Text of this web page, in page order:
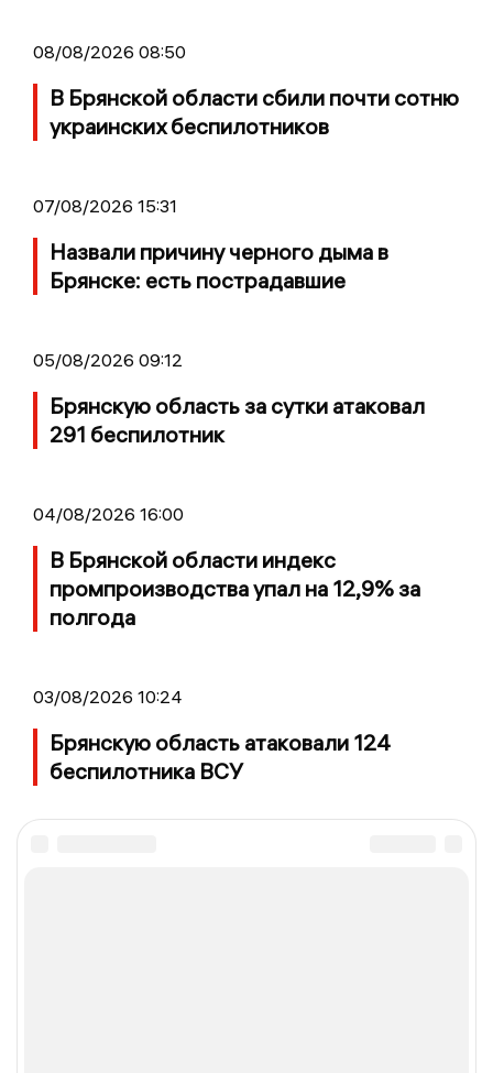
08/08/2026 08:50
В Брянской области сбили почти сотню
украинских беспилотников
07/08/2026 15:31
Назвали причину черного дыма в
Брянске: есть пострадавшие
05/08/2026 09:12
Брянскую область за сутки атаковал
291 беспилотник
04/08/2026 16:00
В Брянской области индекс
промпроизводства упал на 12,9% за
полгода
03/08/2026 10:24
Брянскую область атаковали 124
беспилотника ВСУ